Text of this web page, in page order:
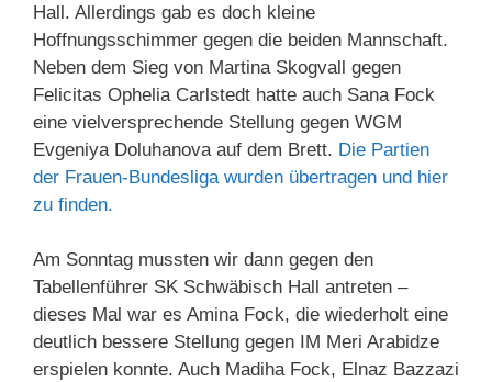
Hall. Allerdings gab es doch kleine
Hoffnungsschimmer gegen die beiden Mannschaft.
Neben dem Sieg von Martina Skogvall gegen
Felicitas Ophelia Carlstedt hatte auch Sana Fock
eine vielversprechende Stellung gegen WGM
Evgeniya Doluhanova auf dem Brett. Die Partien
der Frauen-Bundesliga wurden übertragen und hier
zu finden.
Am Sonntag mussten wir dann gegen den
Tabellenführer SK Schwäbisch Hall antreten –
dieses Mal war es Amina Fock, die wiederholt eine
deutlich bessere Stellung gegen IM Meri Arabidze
erspielen konnte. Auch Madiha Fock, Elnaz Bazzazi